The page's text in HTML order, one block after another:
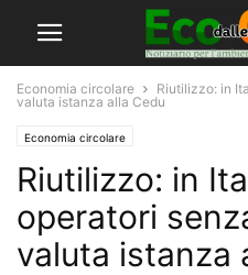
Economia circolare
Riutilizzo: in
valuta istanza alla Cedu
Economia circolare
Riutilizzo: in
operatori
valuta istanza